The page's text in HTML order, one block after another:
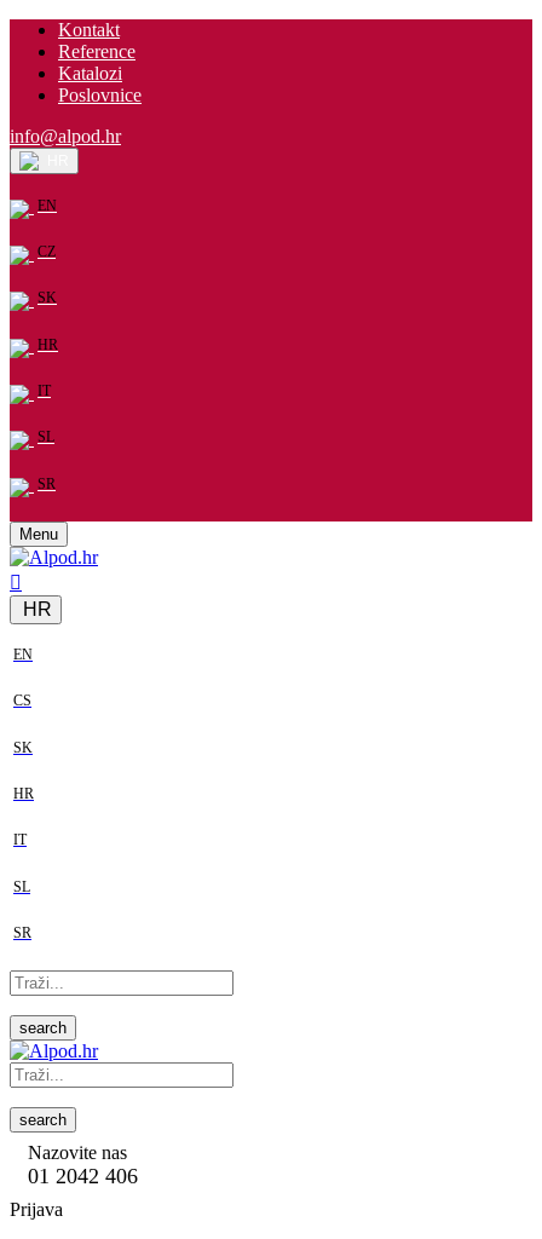
Kontakt
Reference
Katalozi
Poslovnice
info@alpod.hr
EN
CZ
SK
HR
IT
SL
SR
Menu
HR
EN
CS
SK
HR
IT
SL
SR
search
search
Nazovite nas
01 2042 406
Prijava